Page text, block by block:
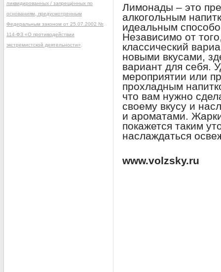
Лимонады – это
алкогольным
идеальным
Независимо от
классический
новыми вкусами,
вариант для себя.
мероприятии или
прохладным
что вам нужно
своему вкусу и
и ароматами.
покажется таким
наслаждаться
www.volzsky.ru
ликвидированных / запрещённых по
основаниям, предусмотренным
Федеральным законом от 25.07.2002 №
114-ФЗ «О противодействии
экстремистской деятельности»